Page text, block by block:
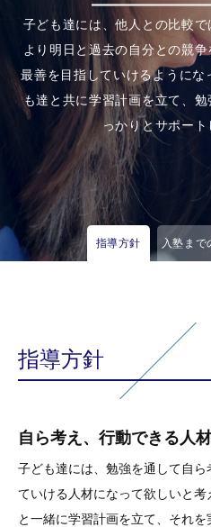
子ども達には、他人との比較
より明日と過去の自分との競
最善を目指していけるようにな
も達と共に学習計画を立て、
っかりとサポート
指導方針 入塾まで
指導方針
自ら考え、行動できる人
子ども達には、勉強を通して自
ていける人材になって欲しいと
と一緒に学習計画を立て、それ
入塾までの流れ
小学生・中学生・高校生
当塾では、無料体験学習を行っ
取り組んでいく仲間として、講
て頂けたらと思います。まずは
料金案内
自らの学習計画に合わせ
当塾では、子ども達と一緒に学
講料はひと月の総時間での料金
は考査対策補習や実力テスト対